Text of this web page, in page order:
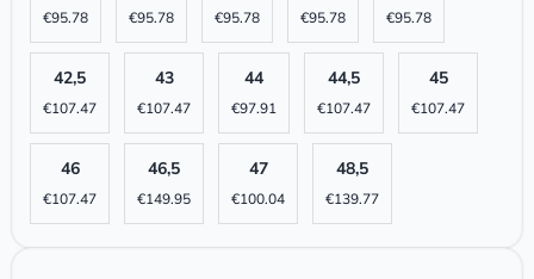
€95.78 €95.78 €95.78 €95.78 €95.78
42,5
€107.47
43
€107.47
44
€97.91
44,5
€107.47
45
€107.47
46
€107.47
46,5
€149.95
47
€100.04
48,5
€139.77